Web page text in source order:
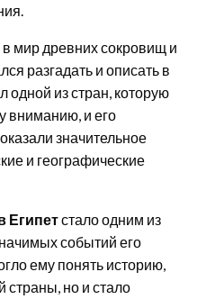
в мир древних сокровищ и
разгадать и описать в
одной из стран, которую
вниманию, и его
значительное
и географические
Египетстало одним из
событий его
ему понять историю,
страны, но и стало